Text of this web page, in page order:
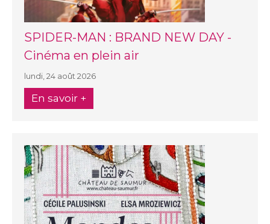
SPIDER-MAN : BRAND NEW DAY -
Cinéma en plein air
lundi, 24 août 2026
En savoir +